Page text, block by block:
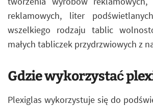
reklamowych, liter
wszelkiego rodzaju tablic
małych tabliczek przydrzwiowych z
Gdzie wykorzystać
Plexiglas wykorzystuje się do